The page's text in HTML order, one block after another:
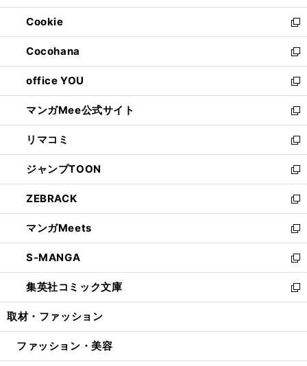
開
く
ウ
で
開
く
ン
ド
ウ
で
開
く
ウ
ィ
ン
ド
ウ
で
開
く
Cookie
新
し
い
ウ
ィ
ン
ド
ウ
で
開
く
Cocohana
新
し
い
ウ
ィ
ン
ド
ウ
で
開
く
office YOU
新
し
い
ウ
ィ
ン
ド
ウ
で
開
く
マンガMee公式サイト
新
し
い
ウ
ィ
ン
ド
ウ
で
開
く
リマコミ
新
し
い
ウ
ィ
ン
ド
ウ
で
開
く
ジャンプTOON
新
し
い
ウ
ィ
ン
ド
ウ
で
開
ZEBRACK
新
し
い
ウ
ィ
ン
ド
ウ
開
マンガMeets
新
し
い
ウ
ィ
ン
ウ
開
S-MANGA
新
し
い
ウ
ン
ウ
集英社コミック文庫
新
し
ウ
ン
取材・ファッション
ファッション・美容